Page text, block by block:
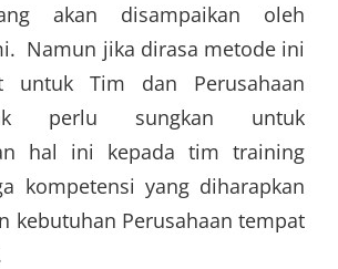
akan disampaikan oleh
Namun jika dirasa metode ini
untuk Tim dan Perusahaan
perlu sungkan untuk
hal ini kepada tim training
kompetensi yang diharapkan
kebutuhan Perusahaan tempat